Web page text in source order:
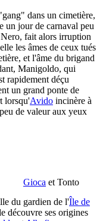
dans un cimetière,
un jour de carnaval peu
fait alors irruption
les âmes de ceux tués
et l'âme du brigand
Manigoldo, qui
rapidement déçu
un grand ponte de
lorsqu'Avido incinère à
de valeur aux yeux
Gioca et Tonto
du gardien de l'Île de
découvre ses origines